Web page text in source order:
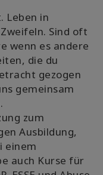
Leben in
Sind oft
wenn es andere
die du
gezogen
gemeinsam
zum
Ausbildung,
einem
auch Kurse für